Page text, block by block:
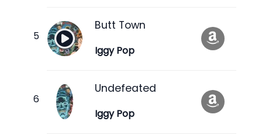
Butt Town
Iggy Pop
Undefeated
Iggy Pop